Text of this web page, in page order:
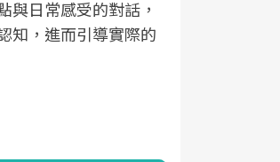
與日常感受的對話，
知，進而引導實際的